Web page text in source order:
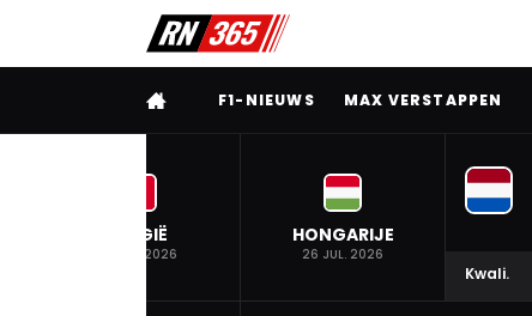
VOLLEDIG MENU
F1-NIEUWS MAX VERSTAPPEN
BELGIË
19 JUL. 2026
HONGARIJE
26 JUL. 2026
Kwali.